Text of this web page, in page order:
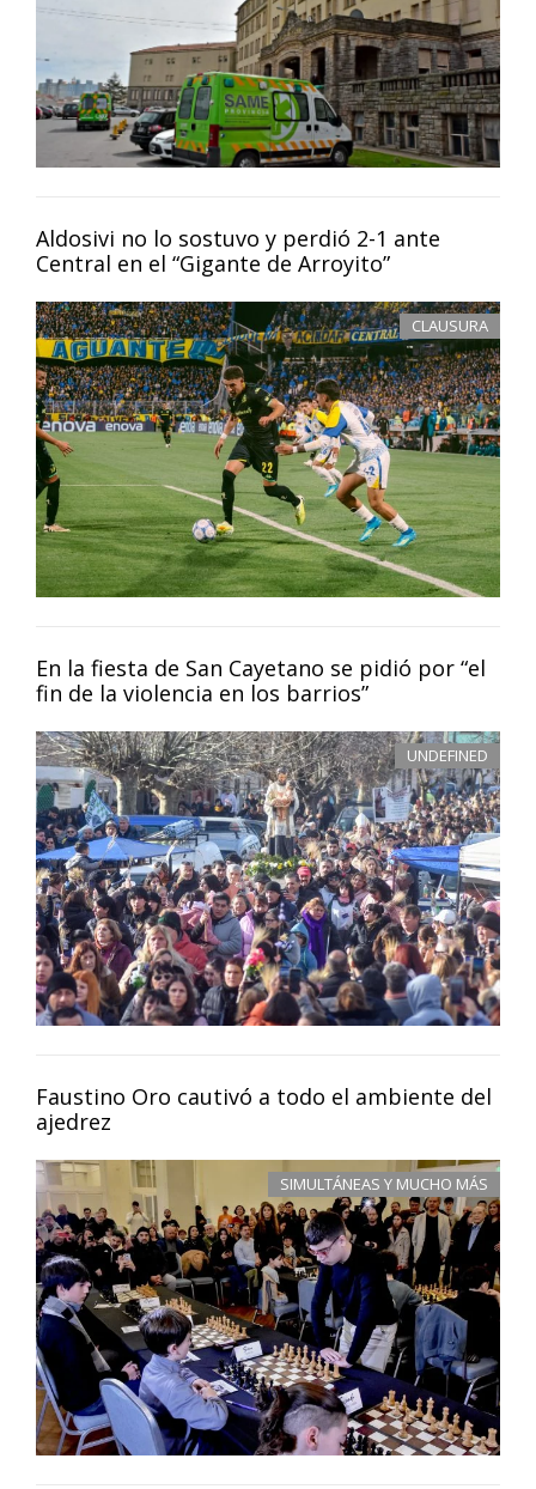
Aldosivi no lo sostuvo y perdió 2-1 ante
Central en el “Gigante de Arroyito”
CLAUSURA
En la fiesta de San Cayetano se pidió por “el
fin de la violencia en los barrios”
UNDEFINED
Faustino Oro cautivó a todo el ambiente del
ajedrez
SIMULTÁNEAS Y MUCHO MÁS